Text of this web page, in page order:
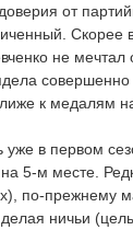
от
Скорее
не мечтал
совершенно
к медалям
уже в первом
5-м месте.
по-прежнему
ничьи